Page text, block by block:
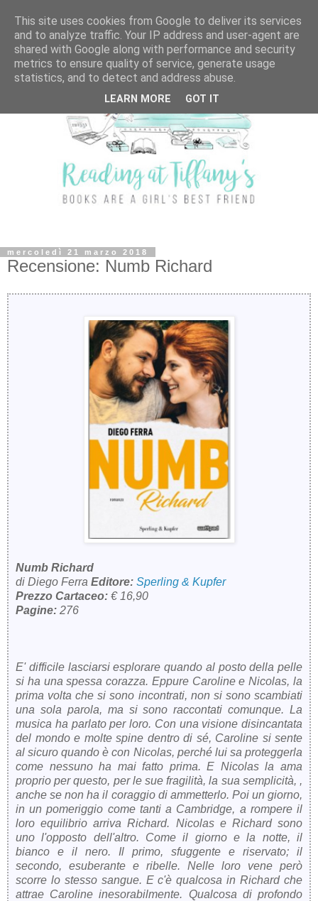
mercoledì 21 marzo 2018
Recensione: Numb Richard
Numb Richard
di Diego Ferra Editore: Sperling & Kupfer
Prezzo Cartaceo: € 16,90
Pagine: 276
E' difficile lasciarsi esplorare quando al posto della pelle
si ha una spessa corazza. Eppure Caroline e Nicolas, la
prima volta che si sono incontrati, non si sono scambiati
una sola parola, ma si sono raccontati comunque. La
musica ha parlato per loro. Con una visione disincantata
del mondo e molte spine dentro di sé, Caroline si sente
al sicuro quando è con Nicolas, perché lui sa proteggerla
come nessuno ha mai fatto prima. E Nicolas la ama
proprio per questo, per le sue fragilità, la sua semplicità, ,
anche se non ha il coraggio di ammetterlo. Poi un giorno,
in un pomeriggio come tanti a Cambridge, a rompere il
loro equilibrio arriva Richard. Nicolas e Richard sono
uno l'opposto dell'altro. Come il giorno e la notte, il
bianco e il nero. Il primo, sfuggente e riservato; il
secondo, esuberante e ribelle. Nelle loro vene però
scorre lo stesso sangue. E c'è qualcosa in Richard che
attrae Caroline inesorabilmente. Qualcosa di profondo
This site uses cookies from Google to deliver its services
and to analyze traffic. Your IP address and user-agent are
shared with Google along with performance and security
metrics to ensure quality of service, generate usage
statistics, and to detect and address abuse.
LEARN MORE GOT IT